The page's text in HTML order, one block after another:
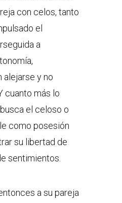
con celos, tanto
el
a
alejarse y no
cuanto más lo
el celoso o
como posesión
su libertad de
sentimientos.
a su pareja